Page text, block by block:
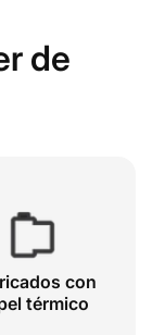
de
con
térmico